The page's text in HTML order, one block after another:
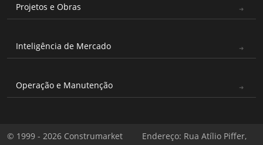
Projetos e Obras
Inteligência de Mercado
Operação e Manutenção
© 1999 - 2026 Construmarket
Endereço: Rua Atílio Piffer,